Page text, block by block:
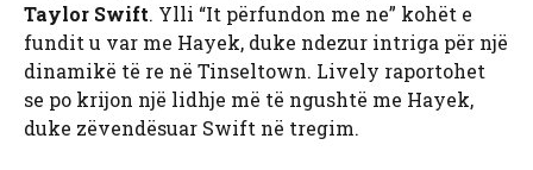
Taylor Swift. Ylli “It përfundon me ne” kohët e
fundit u var me Hayek, duke ndezur intriga për një
dinamikë të re në Tinseltown. Lively raportohet
se po krijon një lidhje më të ngushtë me Hayek,
duke zëvendësuar Swift në tregim.